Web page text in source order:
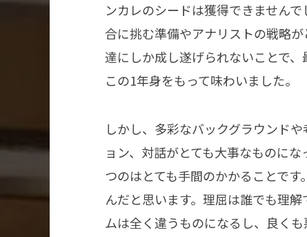
ンカレのシードは獲得できません
合に挑む準備やアナリストの戦略
達にしか成し遂げられないことで
この1年身をもって味わいました。
しかし、多彩なバックグラウンド
ョン、対話がとても大事なものに
つのはとても手間のかかることで
んだと思います。理屈は誰でも理
ムは全く違うものになるし、良く